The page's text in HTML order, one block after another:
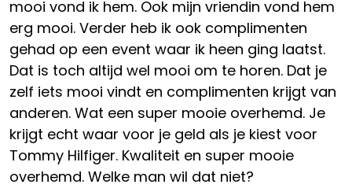
mooi vond ik hem. Ook mijn vriendin vond hem
erg mooi. Verder heb ik ook complimenten
gehad op een event waar ik heen ging laatst.
Dat is toch altijd wel mooi om te horen. Dat je
zelf iets mooi vindt en complimenten krijgt van
anderen. Wat een super mooie overhemd. Je
krijgt echt waar voor je geld als je kiest voor
Tommy Hilfiger. Kwaliteit en super mooie
overhemd. Welke man wil dat niet?